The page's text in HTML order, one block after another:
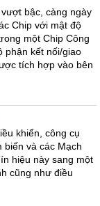
bậc, càng ngày
Chip với mật độ
một Chip Công
phận kết nối/giao
tích hợp vào bên
khiển, công cụ
biến và các Mạch
hiệu này sang một
cũng như điều